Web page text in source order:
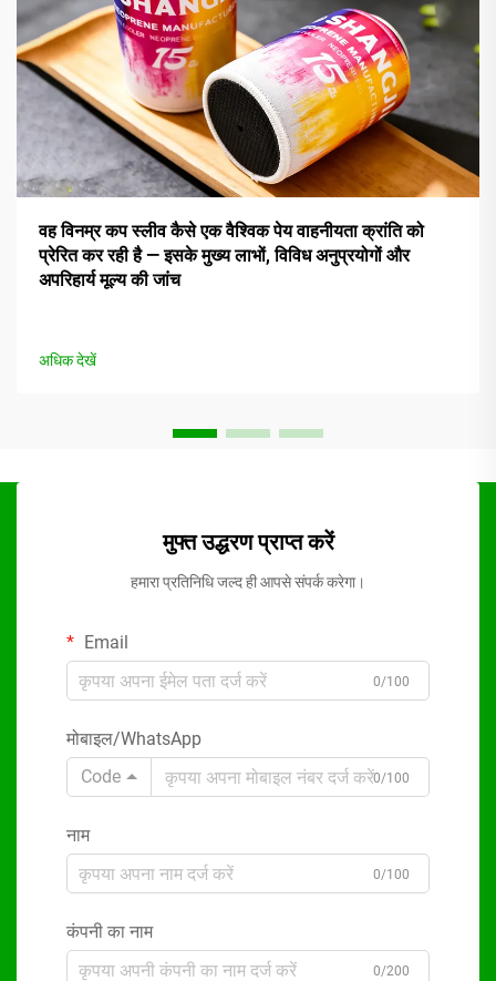
वह विनम्र कप स्लीव कैसे एक वैश्विक पेय वाहनीयता क्रांति को
प्रेरित कर रही है — इसके मुख्य लाभों, विविध अनुप्रयोगों और
अपरिहार्य मूल्य की जांच
अधिक देखें
मुफ्त उद्धरण प्राप्त करें
हमारा प्रतिनिधि जल्द ही आपसे संपर्क करेगा।
Email
0/100
मोबाइल/WhatsApp
Code
0/100
नाम
0/100
कंपनी का नाम
0/200